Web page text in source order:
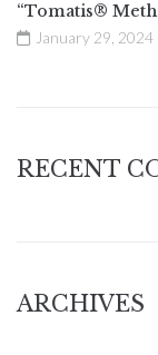
“Tomatis®
January 29, 2024
RECENT
ARCHIVES